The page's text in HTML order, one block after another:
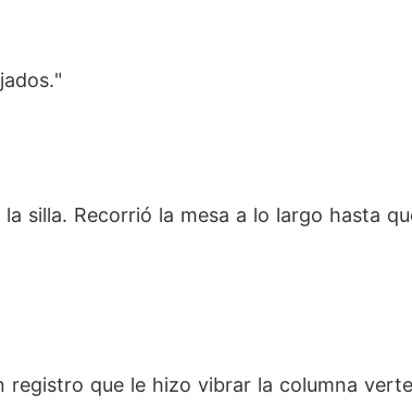
silla. Recorrió la mesa a lo largo hasta
que le hizo vibrar la columna